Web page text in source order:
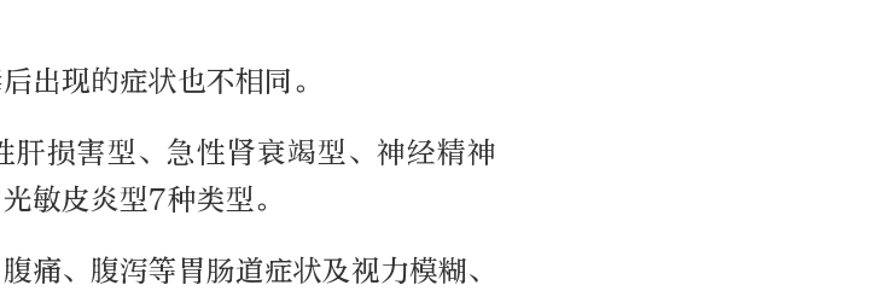
出现的症状也不相同。
肝损害型、急性肾衰竭型、神经精神
敏皮炎型7种类型。
痛、腹泻等胃肠道症状及视力模糊、